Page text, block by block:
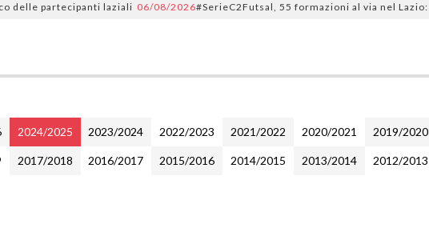
partecipanti laziali 06/08/2026#SerieC2Futsal, 55 formazioni al via nel Lazio: la
2024/2025 2023/2024 2022/2023 2021/2022 2020/2021 2019/2020
2017/2018 2016/2017 2015/2016 2014/2015 2013/2014 2012/2013